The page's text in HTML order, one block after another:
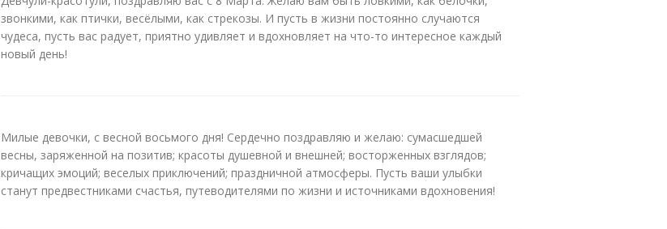
звонкими, как птички, весёлыми, как стрекозы. И пусть в жизни постоянно случаются
чудеса, пусть вас радует, приятно удивляет и вдохновляет на что-то интересное каждый
новый день!
Милые девочки, с весной восьмого дня! Сердечно поздравляю и желаю: сумасшедшей
весны, заряженной на позитив; красоты душевной и внешней; восторженных взглядов;
кричащих эмоций; веселых приключений; праздничной атмосферы. Пусть ваши улыбки
станут предвестниками счастья, путеводителями по жизни и источниками вдохновения!